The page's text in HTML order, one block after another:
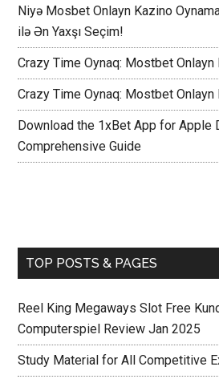
Niyə Mosbet Onlayn Kazino
ilə Ən Yaxşı Seçim!
Crazy Time Oynaq: Mostbet
Crazy Time Oynaq: Mostbet
Download the 1xBet App for Apple
Comprehensive Guide
TOP POSTS & PAGES
Reel King Megaways Slot Free
Computerspiel Review Jan 2025
Study Material for All Competitive